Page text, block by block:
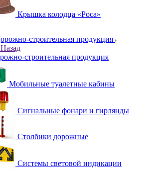
Крышка колодца «Роса»
строительная продукция
Назад
строительная продукция
Мобильные туалетные кабины
Сигнальные фонари и гирлянды
Столбики дорожные
Системы световой индикации